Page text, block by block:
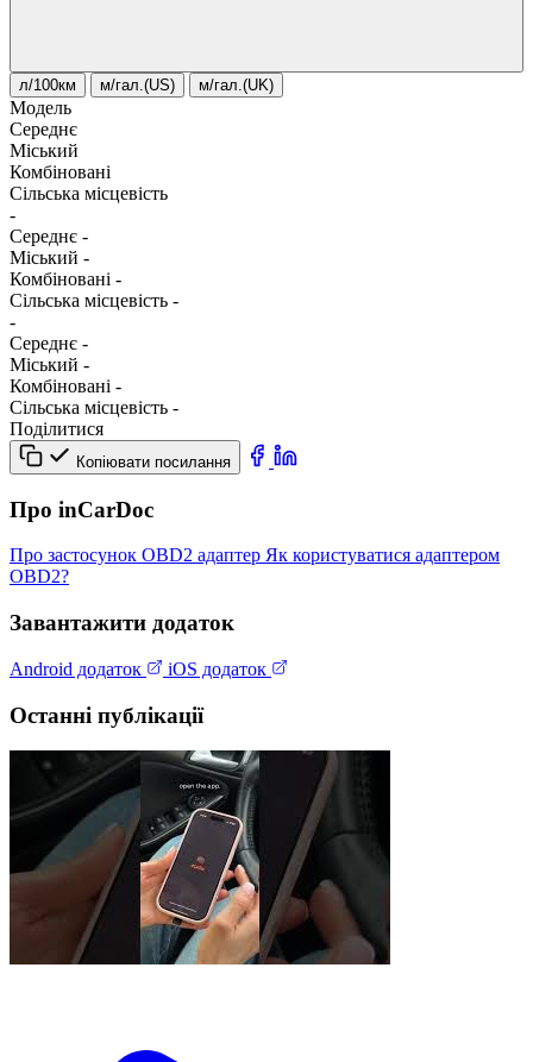
л/100км м/гал.(US) м/гал.(UK)
Модель
Середнє
Міський
Комбіновані
Сільська місцевість
-
Середнє -
Міський -
Комбіновані -
Сільська місцевість -
-
Середнє -
Міський -
Комбіновані -
Сільська місцевість -
Поділитися
Копіювати посилання
Про inCarDoc
Про застосунок OBD2 адаптер Як користуватися адаптером
OBD2?
Завантажити додаток
Android додаток iOS додаток
Останні публікації